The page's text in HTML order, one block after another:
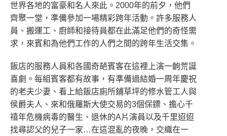
世界各地的富豪和名人來此。2000年的前夕，他們
齊聚一堂，準備參加一場精彩跨年活動。許多服務人
員、搬運工、廚師和接待員都在此滿足他們的奇怪需
求，來賓和為他們工作的人們之間的跨年生活交集。
飯店的服務人員和各國奇葩賓客在這裡上演一齣荒誕
喜劇。每組賓客都有故事，有準備過結婚一周年慶祝
的老夫少妻、看上給飯店廁所鋪草坪的修水管工人與
侯爵夫人、來和俄羅斯大使交易的3個保鏢、擔心千
禧年危機病毒的醫生、退休的A片演員以及千里迢迢
找尋認父的兒子一家…在這混亂的夜晚，交織在一